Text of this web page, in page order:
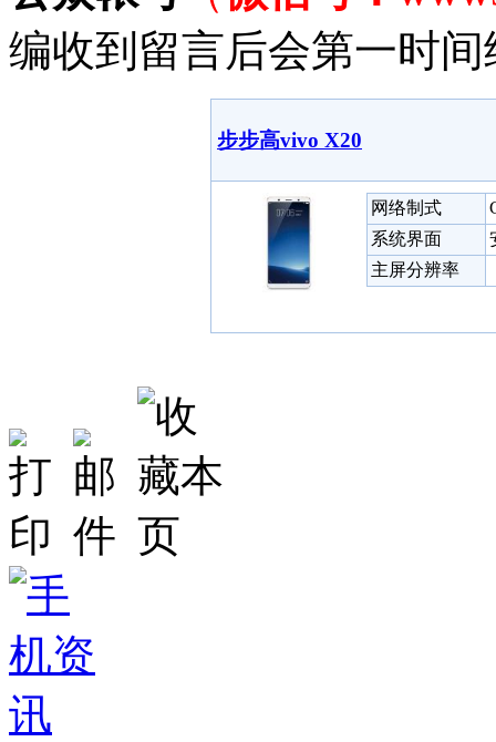
编收到留言后会第一时
步步高vivo X20
网络制式
系统界面
主屏分辨率